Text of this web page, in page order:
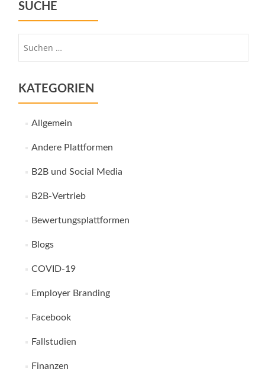
SUCHE
KATEGORIEN
Allgemein
Andere Plattformen
B2B und Social Media
B2B-Vertrieb
Bewertungsplattformen
Blogs
COVID-19
Employer Branding
Facebook
Fallstudien
Finanzen